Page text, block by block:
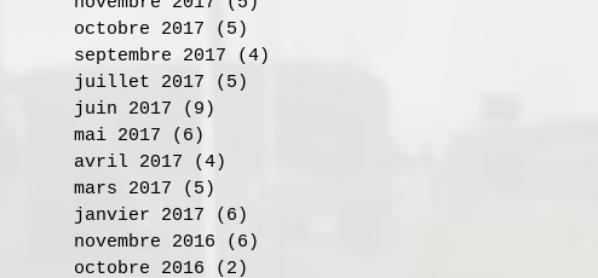
octobre 2017
(5)
septembre 2017
(4)
juillet 2017
(5)
juin 2017
(9)
mai 2017
(6)
avril 2017
(4)
mars 2017
(5)
janvier 2017
(6)
novembre 2016
(6)
octobre 2016
(2)